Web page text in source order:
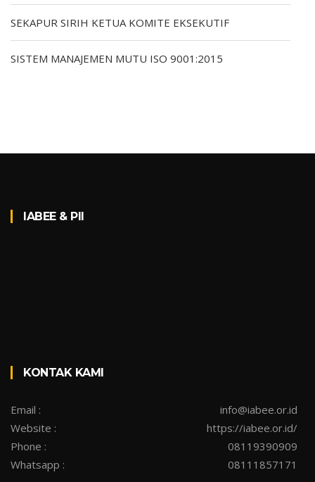
SEKAPUR SIRIH KETUA KOMITE EKSEKUTIF
SISTEM MANAJEMEN MUTU ISO 9001:2015
IABEE & PII
KONTAK KAMI
Email :
info@iabee.or.id
Website :
https://iabee.or.id/
Phone :
08119390909
Whatsapp :
08111857171